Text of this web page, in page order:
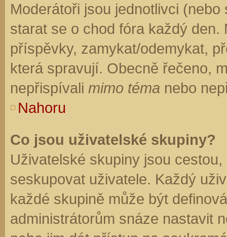
Moderátoři jsou jednotlivci
starat se o chod fóra každý
příspěvky, zamykat/odemykat,
která spravují. Obecně řečeno,
nepřispívali mimo téma nebo
Nahoru
Co jsou uživatelské skupiny?
Uživatelské skupiny jsou
seskupovat uživatele. Každý
každé skupině může být
administrátorům snáze nastavit